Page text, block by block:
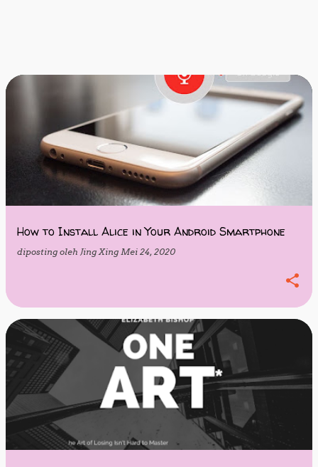
How to Install Alice in Your Android Smartphone
diposting oleh Jing Xing Mei 24, 2020